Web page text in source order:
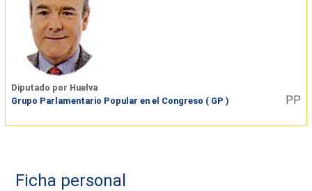
Diputado por Huelva
Grupo Parlamentario Popular en el Congreso ( GP )
PP
Ficha personal